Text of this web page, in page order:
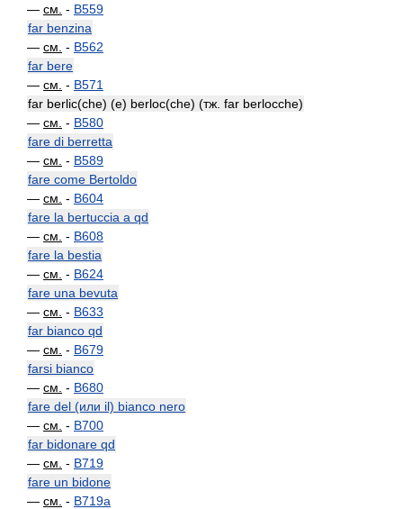
— см. - B559
far benzina
— см. - B562
far bere
— см. - B571
far berlic(che) (e) berloc(che) (тж. far berlocche)
— см. - B580
fare di berretta
— см. - B589
fare come Bertoldo
— см. - B604
fare la bertuccia a qd
— см. - B608
fare la bestia
— см. - B624
fare una bevuta
— см. - B633
far bianco qd
— см. - B679
farsi bianco
— см. - B680
fare del (или il) bianco nero
— см. - B700
far bidonare qd
— см. - B719
fare un bidone
— см. - B719a